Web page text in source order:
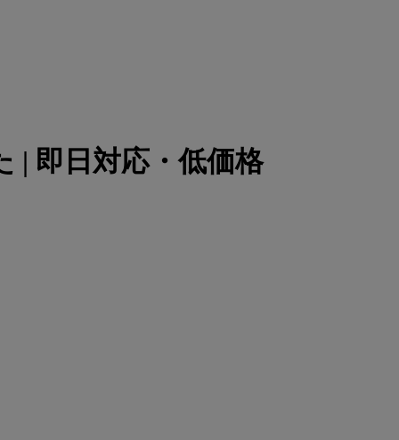
| 即日対応・低価格